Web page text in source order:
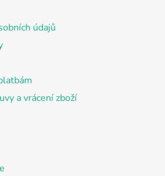
údajů
a vrácení zboží